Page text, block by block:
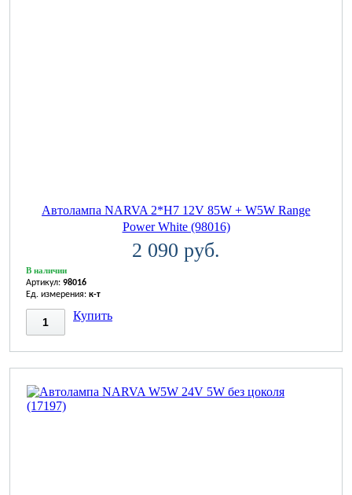
Автолампа NARVA 2*H7 12V 85W + W5W Range
Power White (98016)
2 090 руб.
В наличии
Артикул: 98016
Ед. измерения: к-т
Купить